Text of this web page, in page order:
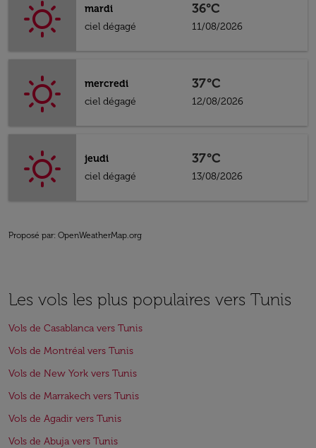
mardi
ciel dégagé
36°C
11/08/2026
mercredi
ciel dégagé
37°C
12/08/2026
jeudi
ciel dégagé
37°C
13/08/2026
Proposé par: OpenWeatherMap.org
Les vols les plus populaires vers Tunis
Vols de Casablanca vers Tunis
Vols de Montréal vers Tunis
Vols de New York vers Tunis
Vols de Marrakech vers Tunis
Vols de Agadir vers Tunis
Vols de Abuja vers Tunis